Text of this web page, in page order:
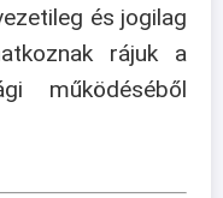
és jogilag
rájuk a
működéséből